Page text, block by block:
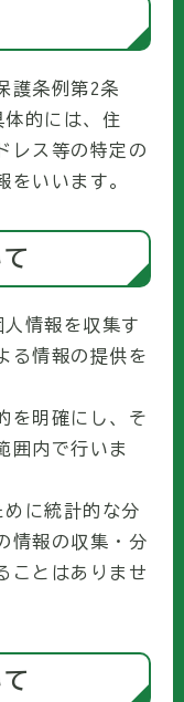
護条例第2条
的には、住
レス等の特定の
をいいます。
人情報を収集す
る情報の提供を
を明確にし、そ
囲内で行いま
めに統計的な分
情報の収集・分
ことはありませ